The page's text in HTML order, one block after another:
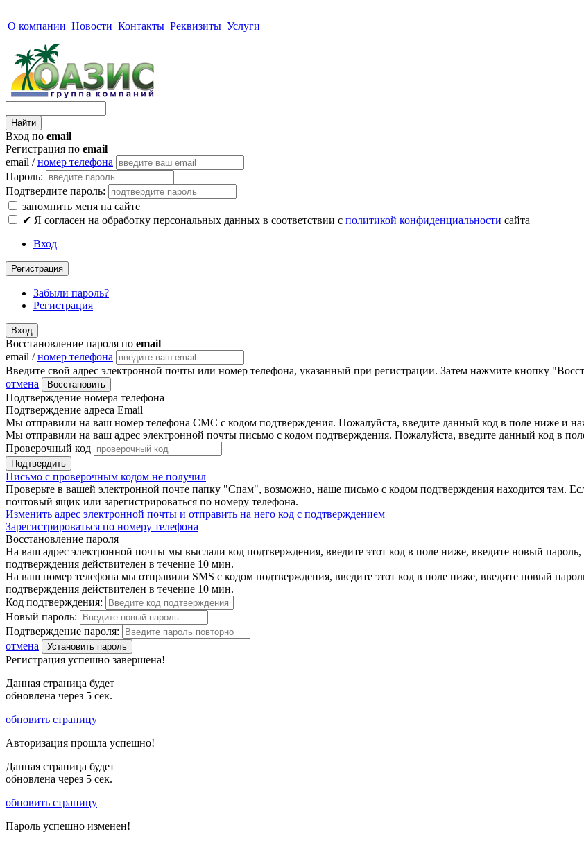
О компании Новости Контакты Реквизиты Услуги
Вход по email
Регистрация по email
email /номер телефона
Пароль:
Подтвердите пароль:
запомнить меня на сайте
✔ Я согласен на обработку персональных данных в соответствии с политикой конфиденциальности сайта
Вход
Регистрация
Забыли пароль?
Регистрация
Вход
Восстановление пароля по email
email /номер телефона
Введите свой адрес электронной почты или номер телефона, указанный при регистрации. Затем нажмите кнопку
отмена
Восстановить
Подтверждение номера телефона
Подтверждение адреса Email
Мы отправили на ваш номер телефона СМС с кодом подтверждения. Пожалуйста, введите данный код в поле ниже и
Мы отправили на ваш адрес электронной почты письмо с кодом подтверждения. Пожалуйста, введите данный код в
Проверочный код
Подтвердить
Письмо с проверочным кодом не получил
Проверьте в вашей электронной почте папку "Спам", возможно, наше письмо с кодом подтверждения находится там.
почтовый ящик или зарегистрироваться по номеру телефона.
Изменить адрес электронной почты и отправить на него код с подтверждением
Зарегистрироваться по номеру телефона
Восстановление пароля
На ваш адрес электронной почты мы выслали код подтверждения, введите этот код в поле ниже, введите новый
подтверждения действителен в течение 10 мин.
На ваш номер телефона мы отправили SMS с кодом подтверждения, введите этот код в поле ниже, введите новый
подтверждения действителен в течение 10 мин.
Код подтверждения:
Новый пароль:
Подтверждение пароля:
отмена
Установить пароль
Регистрация успешно завершена!
Данная страница будет
обновлена через 5 сек.
обновить страницу
Авторизация прошла успешно!
Данная страница будет
обновлена через 5 сек.
обновить страницу
Пароль успешно изменен!